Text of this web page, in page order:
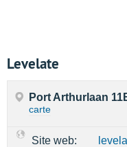
Levelate
Port Arthurlaan
carte
Site web: